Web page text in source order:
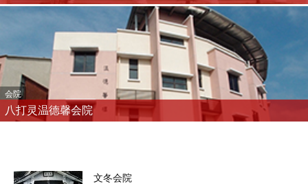
会院
八打灵温德馨会院
文冬会院